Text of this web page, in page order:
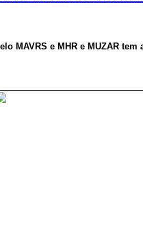
MAVRS e MHR e MUZAR